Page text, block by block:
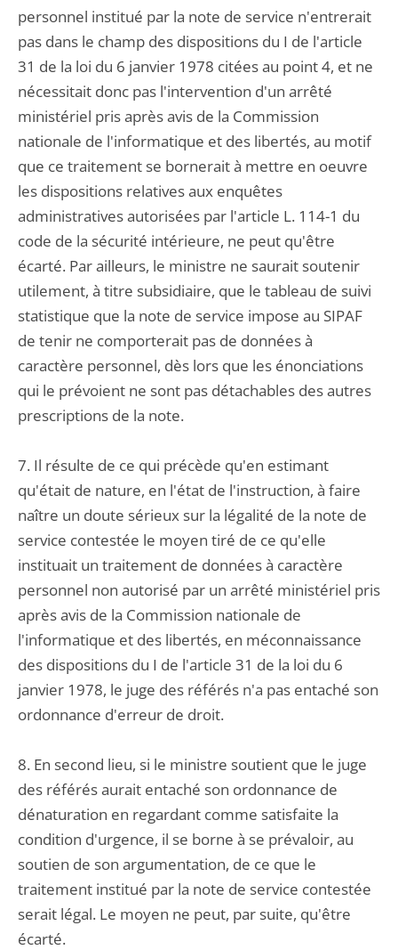
personnel institué par la note de service n'entrerait
pas dans le champ des dispositions du I de l'article
31 de la loi du 6 janvier 1978 citées au point 4, et ne
nécessitait donc pas l'intervention d'un arrêté
ministériel pris après avis de la Commission
nationale de l'informatique et des libertés, au motif
que ce traitement se bornerait à mettre en oeuvre
les dispositions relatives aux enquêtes
administratives autorisées par l'article L. 114-1 du
code de la sécurité intérieure, ne peut qu'être
écarté. Par ailleurs, le ministre ne saurait soutenir
utilement, à titre subsidiaire, que le tableau de suivi
statistique que la note de service impose au SIPAF
de tenir ne comporterait pas de données à
caractère personnel, dès lors que les énonciations
qui le prévoient ne sont pas détachables des autres
prescriptions de la note.
7. Il résulte de ce qui précède qu'en estimant
qu'était de nature, en l'état de l'instruction, à faire
naître un doute sérieux sur la légalité de la note de
service contestée le moyen tiré de ce qu'elle
instituait un traitement de données à caractère
personnel non autorisé par un arrêté ministériel pris
après avis de la Commission nationale de
l'informatique et des libertés, en méconnaissance
des dispositions du I de l'article 31 de la loi du 6
janvier 1978, le juge des référés n'a pas entaché son
ordonnance d'erreur de droit.
8. En second lieu, si le ministre soutient que le juge
des référés aurait entaché son ordonnance de
dénaturation en regardant comme satisfaite la
condition d'urgence, il se borne à se prévaloir, au
soutien de son argumentation, de ce que le
traitement institué par la note de service contestée
serait légal. Le moyen ne peut, par suite, qu'être
écarté.